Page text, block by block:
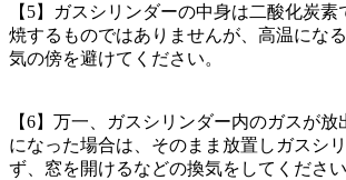
【5】ガスシリンダーの中身は二酸化炭
焼するものではありませんが、高温にな
気の傍を避けてください。
【6】万一、ガスシリンダー内のガスが
になった場合は、そのまま放置しガスシ
ず、窓を開けるなどの換気をしてください